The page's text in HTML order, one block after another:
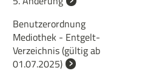
Benutzerordnung
Mediothek - Entgelt-
Verzeichnis (gültig ab
01.07.2025)